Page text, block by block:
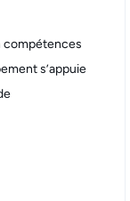
compétences
s’appuie